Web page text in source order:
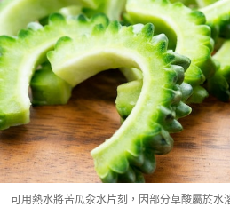
可用熱水將苦瓜汆水片刻，因部分草酸屬於水